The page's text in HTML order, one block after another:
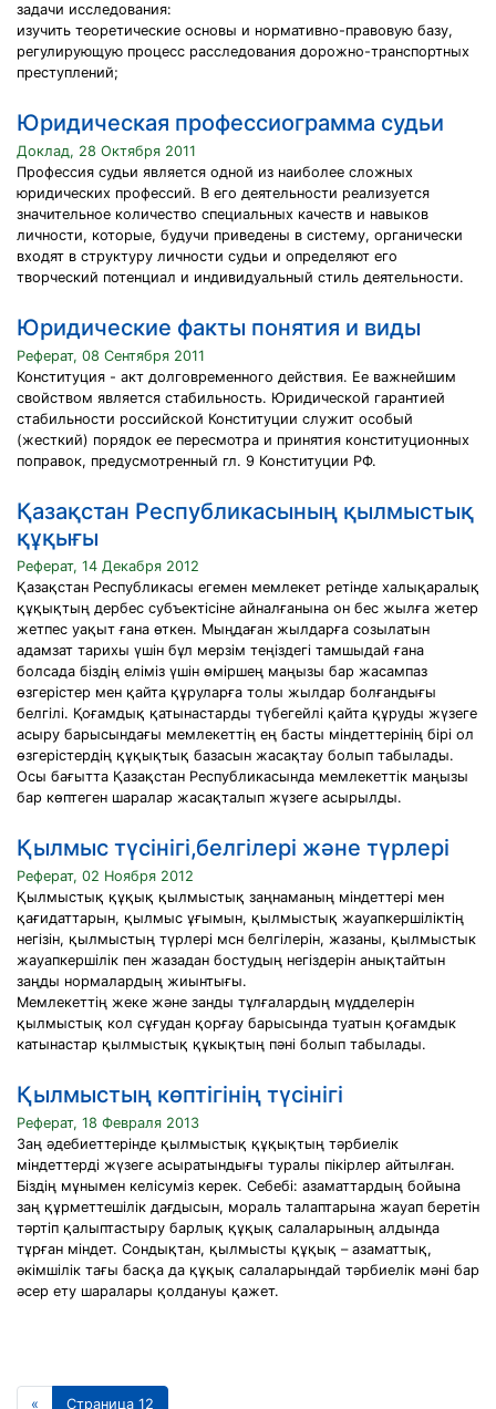
задачи исследования:
изучить теоретические основы и нормативно-правовую базу,
регулирующую процесс расследования дорожно-транспортных
преступлений;
Юридическая профессиограмма судьи
Доклад, 28 Октября 2011
Профессия судьи является одной из наиболее сложных
юридических профессий. В его деятельности реализуется
значительное количество специальных качеств и навыков
личности, которые, будучи приведены в систему, органически
входят в структуру личности судьи и определяют его
творческий потенциал и индивидуальный стиль деятельности.
Юридические факты понятия и виды
Реферат, 08 Сентября 2011
Конституция - акт долговременного действия. Ее важнейшим
свойством является стабильность. Юридической гарантией
стабильности российской Конституции служит особый
(жесткий) порядок ее пересмотра и принятия конституционных
поправок, предусмотренный гл. 9 Конституции РФ.
Қазақстан Республикасының қылмыстық
құқығы
Реферат, 14 Декабря 2012
Қазақстан Республикасы егемен мемлекет ретінде халықаралық
құқықтың дербес субъектісіне айналғанына он бес жылға жетер
жетпес уақыт ғана өткен. Мыңдаған жылдарға созылатын
адамзат тарихы үшін бұл мерзім теңіздегі тамшыдай ғана
болсада біздің еліміз үшін өміршең маңызы бар жасампаз
өзгерістер мен қайта құруларға толы жылдар болғандығы
белгілі. Қоғамдық қатынастарды түбегейлі қайта құруды жүзеге
асыру барысындағы мемлекеттің ең басты міндеттерінің бірі ол
өзгерістердің құқықтық базасын жасақтау болып табылады.
Осы бағытта Қазақстан Республикасында мемлекеттік маңызы
бар көптеген шаралар жасақталып жүзеге асырылды.
Қылмыс түсінігі,белгілері және түрлері
Реферат, 02 Ноября 2012
Қылмыстық құқық қылмыстық заңнаманың міндеттері мен
қағидаттарын, қылмыс ұғымын, қылмыстық жауапкершіліктің
негізін, қылмыстың түрлері мсн белгілерін, жазаны, қылмыстык
жауапкершілік пен жазадан бостудың негіздерін анықтайтын
заңды нормалардың жиынтығы.
Мемлекеттің жеке және занды тұлғалардың мүдделерін
қылмыстық кол сұғудан қорғау барысында туатын қоғамдык
катынастар қылмыстық құкықтың пәні болып табылады.
Қылмыстың көптігінің түсінігі
Реферат, 18 Февраля 2013
Заң әдебиеттерінде қылмыстық құқықтың тәрбиелік
міндеттерді жүзеге асыратындығы туралы пікірлер айтылған.
Біздің мұнымен келісуміз керек. Себебі: азаматтардың бойына
заң құрметтешілік дағдысын, мораль талаптарына жауап беретін
тәртіп қалыптастыру барлық құқық салаларының алдында
тұрған міндет. Сондықтан, қылмысты құқық – азаматтық,
әкімшілік тағы басқа да құқық салаларындай тәрбиелік мәні бар
әсер ету шаралары қолдануы қажет.
« Страница 12